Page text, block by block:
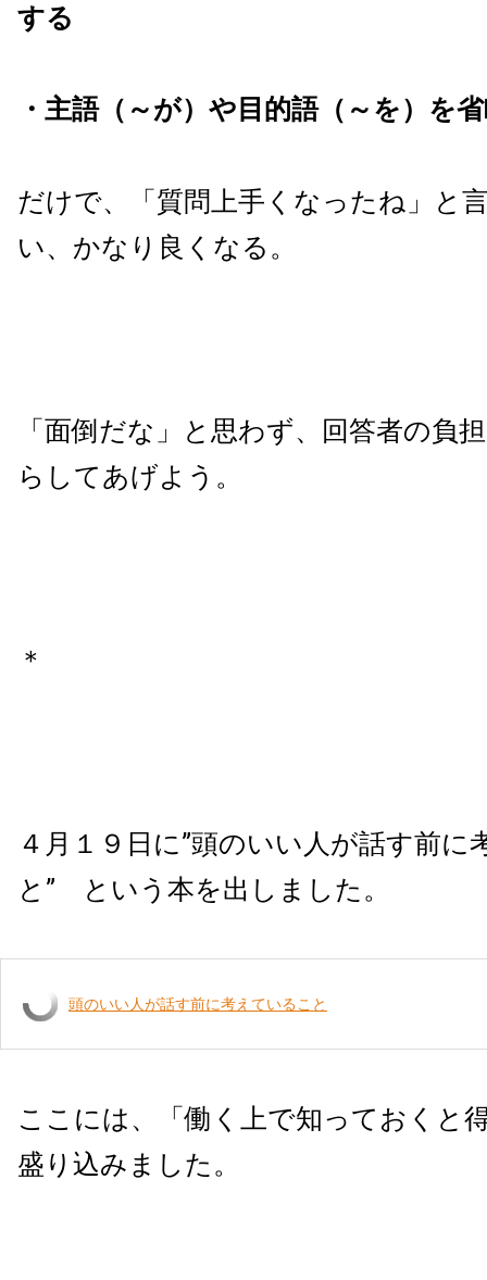
する
・主語（～が）や目的語（～を）を
だけで、「質問上手くなったね」と
い、かなり良くなる。
「面倒だな」と思わず、回答者の負
らしてあげよう。
＊
４月１９日に”頭のいい人が話す前に
と” という本を出しました。
頭のいい人が話す前に考えていること
ここには、「働く上で知っておくと
盛り込みました。